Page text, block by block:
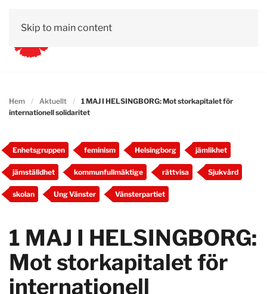
Skip to main content
Hem Aktuellt
1 MAJ I HELSINGBORG: Mot storkapitalet för
internationell solidaritet
Enhetsgruppen feminism Helsingborg jämlikhet
jämställdhet kommunfullmäktige rättvisa Sjukvård
skolan Ung Vänster Vänsterpartiet
1 MAJ I HELSINGBORG:
Mot storkapitalet för
internationell